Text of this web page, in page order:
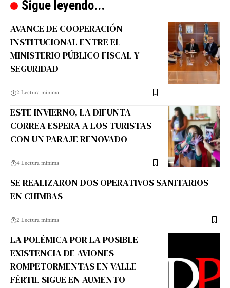
Sigue leyendo...
AVANCE DE COOPERACIÓN
INSTITUCIONAL ENTRE EL
MINISTERIO PÚBLICO FISCAL Y
SEGURIDAD
2 Lectura mínima
ESTE INVIERNO, LA DIFUNTA
CORREA ESPERA A LOS TURISTAS
CON UN PARAJE RENOVADO
4 Lectura mínima
SE REALIZARON DOS OPERATIVOS SANITARIOS
EN CHIMBAS
2 Lectura mínima
LA POLÉMICA POR LA POSIBLE
EXISTENCIA DE AVIONES
ROMPETORMENTAS EN VALLE
FÉRTIL SIGUE EN AUMENTO